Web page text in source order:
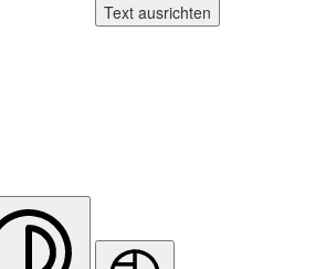
Text ausrichten